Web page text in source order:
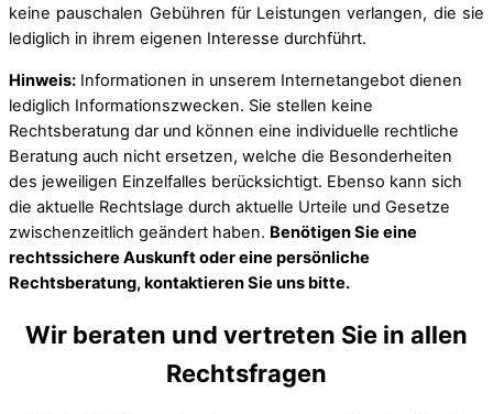
keine pauschalen Gebühren für Leistungen verlangen, die sie
lediglich in ihrem eigenen Interesse durchführt.
Hinweis: Informationen in unserem Internetangebot dienen
lediglich Informationszwecken. Sie stellen keine
Rechtsberatung dar und können eine individuelle rechtliche
Beratung auch nicht ersetzen, welche die Besonderheiten
des jeweiligen Einzelfalles berücksichtigt. Ebenso kann sich
die aktuelle Rechtslage durch aktuelle Urteile und Gesetze
zwischenzeitlich geändert haben. Benötigen Sie eine
rechtssichere Auskunft oder eine persönliche
Rechtsberatung, kontaktieren Sie uns bitte.
Wir beraten und vertreten Sie in allen
Rechtsfragen